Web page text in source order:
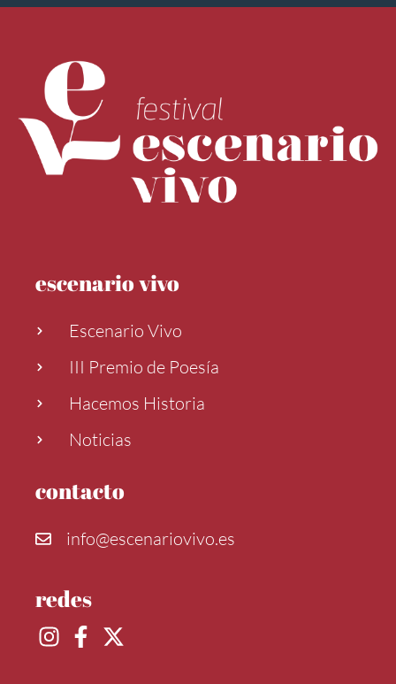
escenario vivo
Escenario Vivo
III Premio de Poesía
Hacemos Historia
Noticias
contacto
info@escenariovivo.es
redes